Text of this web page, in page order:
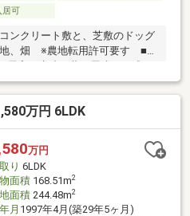
居可
ンクリート敷と、芝敷のドッグ
、畑 ※農地転用許可要す ■下
は固定資産税課税証明書によ
■上記建物築年月日は明治３
は明治３６年月日不詳新築の
可能（駐車台数は車種によ
地域：田園集落地区
万円 6LDK
万円
り 6LDK
面積168.51m2
面積244.48m2
月 1997年4月(築29年5ヶ月)